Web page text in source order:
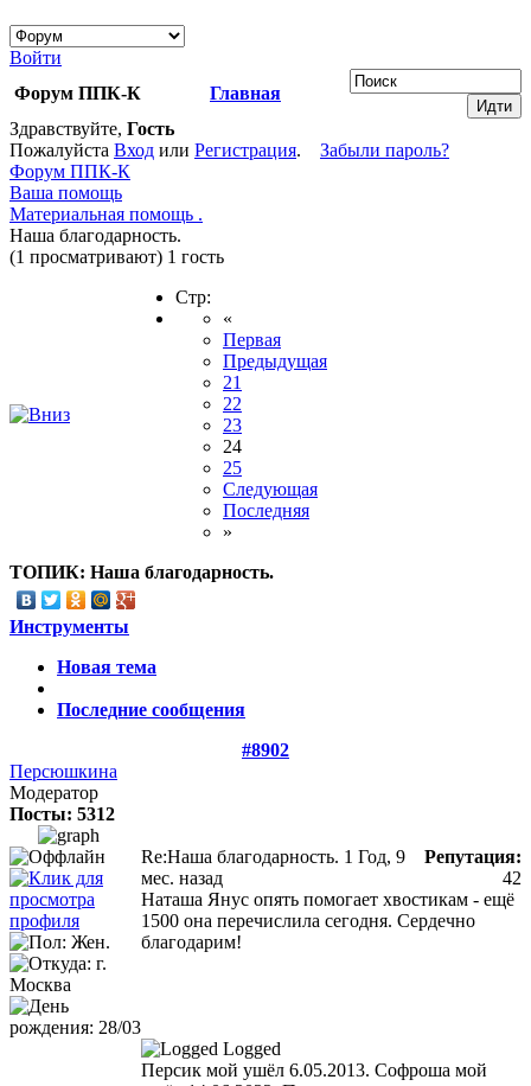
Войти
Форум ППК-К
Главная
Здравствуйте, Гость
Пожалуйста Вход или Регистрация. Забыли пароль?
Форум ППК-К
Ваша помощь
Материальная помощь .
Наша благодарность.
(1 просматривают) 1 гость
Стр:
«
Первая
Предыдущая
21
22
23
24
25
Следующая
Последняя
»
ТОПИК: Наша благодарность.
Инструменты
Новая тема
Последние сообщения
#8902
Персюшкина
Модератор
Посты: 5312
Re:Наша благодарность. 1 Год, 9
мес. назад
Репутация:
42
Наташа Янус опять помогает хвостикам - ещё
1500 она перечислила сегодня. Сердечно
благодарим!
Logged
Персик мой ушёл 6.05.2013. Софроша мой